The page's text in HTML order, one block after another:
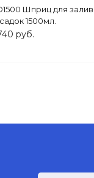
Шприц для
1500мл.
руб.